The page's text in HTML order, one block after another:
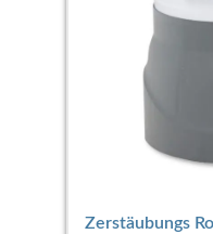
Zerstäubungs